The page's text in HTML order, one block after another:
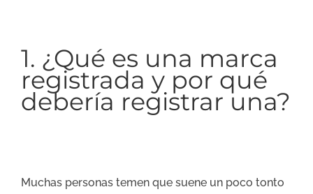
1. ¿Qué es una marca
registrada y por qué
debería registrar una?
Muchas personas temen que suene un poco tonto